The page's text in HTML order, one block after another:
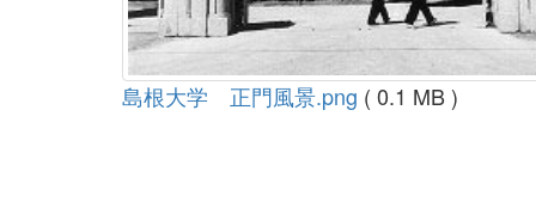
島根大学 正門風景.png ( 0.1 MB )